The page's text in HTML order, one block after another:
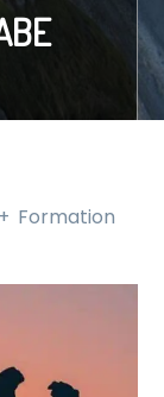
Formation